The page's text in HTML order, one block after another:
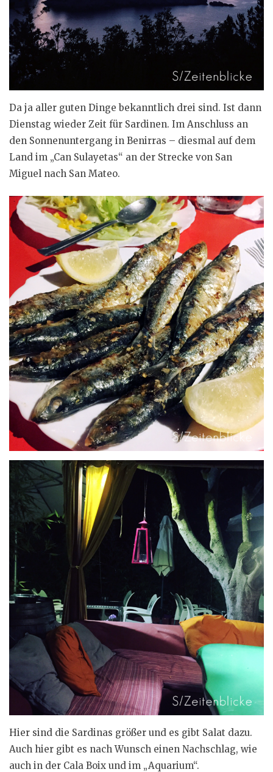
Da ja aller guten Dinge bekanntlich drei sind. Ist dann
Dienstag wieder Zeit für Sardinen. Im Anschluss an
den Sonnenuntergang in Benirras – diesmal auf dem
Land im „Can Sulayetas“ an der Strecke von San
Miguel nach San Mateo.
Hier sind die Sardinas größer und es gibt Salat dazu.
Auch hier gibt es nach Wunsch einen Nachschlag, wie
auch in der Cala Boix und im „Aquarium“.